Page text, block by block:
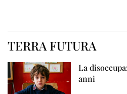
TERRA FUTURA
La
anni